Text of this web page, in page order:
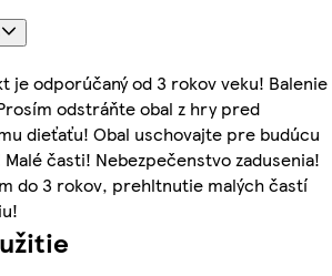
je odporúčaný od 3 rokov veku! Balenie
odstráňte obal z hry pred
dieťaťu! Obal uschovajte pre budúcu
časti! Nebezpečenstvo zadusenia!
do 3 rokov, prehltnutie malých častí